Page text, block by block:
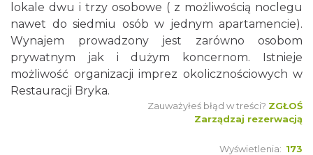
lokale dwu i trzy osobowe ( z możliwością noclegu
nawet do siedmiu osób w jednym apartamencie).
Wynajem prowadzony jest zarówno osobom
prywatnym jak i dużym koncernom. Istnieje
możliwość organizacji imprez okolicznościowych w
Restauracji Bryka.
Zauważyłeś błąd w treści? ZGŁOŚ
Zarządzaj rezerwacją
Wyświetlenia: 173